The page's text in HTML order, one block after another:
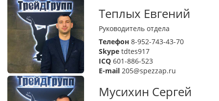
Теплых Евгений
Руководитель отдела
Телефон8-952-743-43-70
Skypetdtes917
ICQ601-886-523
E-mail205@spezzap.ru
Мусихин Сергей